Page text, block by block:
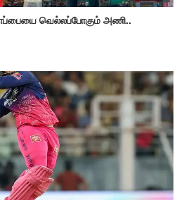
வெல்லப்போகும் அணி..